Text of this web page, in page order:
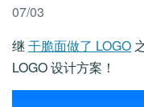
07/03
继干脆面做了 LOGO
LOGO 设计方案！